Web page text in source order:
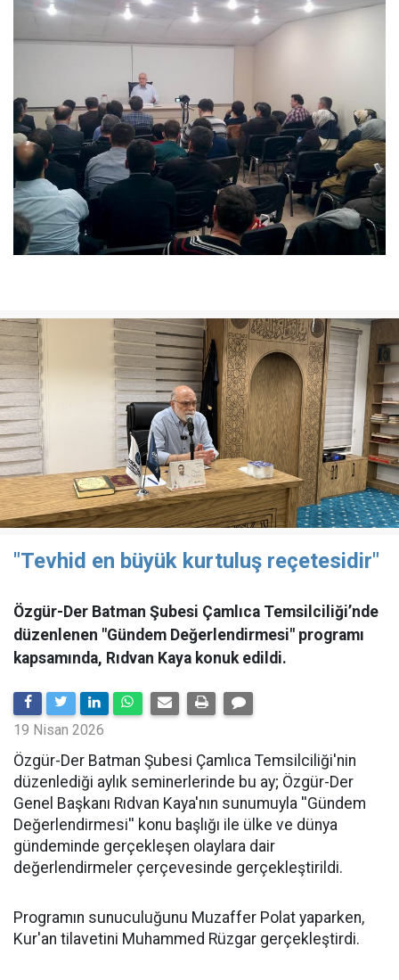
"Tevhid en büyük kurtuluş reçetesidir"
Özgür-Der Batman Şubesi Çamlıca Temsilciliği’nde
düzenlenen "Gündem Değerlendirmesi" programı
kapsamında, Rıdvan Kaya konuk edildi.
19 Nisan 2026
​Özgür-Der Batman Şubesi Çamlıca Temsilciliği'nin
düzenlediği aylık seminerlerinde bu ay; Özgür-Der
Genel Başkanı Rıdvan Kaya'nın sunumuyla ''Gündem
Değerlendirmesi'' konu başlığı ile ülke ve dünya
gündeminde gerçekleşen olaylara dair
değerlendirmeler çerçevesinde gerçekleştirildi.
Programın sunuculuğunu Muzaffer Polat yaparken,
Kur'an tilavetini Muhammed Rüzgar gerçekleştirdi.